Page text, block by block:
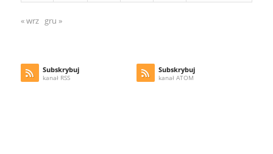
« wrz gru »
Subskrybuj
kanał RSS
Subskrybuj
kanał ATOM